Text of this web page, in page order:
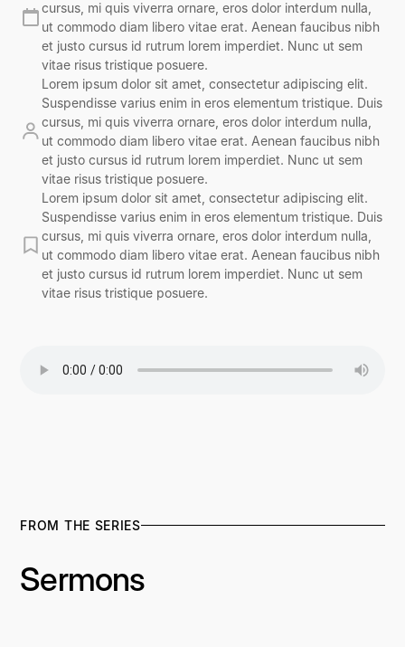
cursus, mi quis viverra ornare, eros dolor interdum nulla,
ut commodo diam libero vitae erat. Aenean faucibus nibh
et justo cursus id rutrum lorem imperdiet. Nunc ut sem
vitae risus tristique posuere.
Lorem ipsum dolor sit amet, consectetur adipiscing elit.
Suspendisse varius enim in eros elementum tristique. Duis
cursus, mi quis viverra ornare, eros dolor interdum nulla,
ut commodo diam libero vitae erat. Aenean faucibus nibh
et justo cursus id rutrum lorem imperdiet. Nunc ut sem
vitae risus tristique posuere.
Lorem ipsum dolor sit amet, consectetur adipiscing elit.
Suspendisse varius enim in eros elementum tristique. Duis
cursus, mi quis viverra ornare, eros dolor interdum nulla,
ut commodo diam libero vitae erat. Aenean faucibus nibh
et justo cursus id rutrum lorem imperdiet. Nunc ut sem
vitae risus tristique posuere.
FROM THE SERIES
Sermons